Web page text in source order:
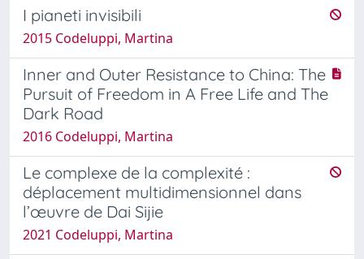
I pianeti invisibili
2015 Codeluppi, Martina
Inner and Outer Resistance to China: The
Pursuit of Freedom in A Free Life and The
Dark Road
2016 Codeluppi, Martina
Le complexe de la complexité :
déplacement multidimensionnel dans
l’œuvre de Dai Sijie
2021 Codeluppi, Martina